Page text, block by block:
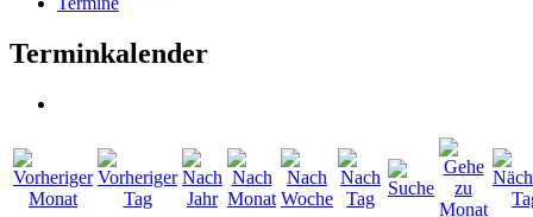
Terminkalender